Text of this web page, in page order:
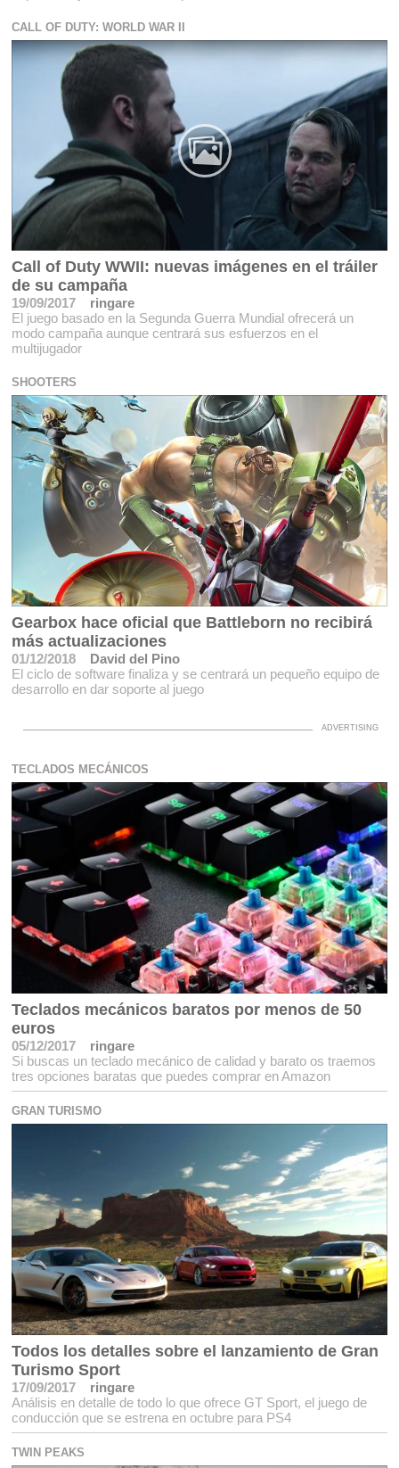
CALL OF DUTY: WORLD WAR II
Call of Duty WWII: nuevas imágenes en el tráiler
de su campaña
19/09/2017
ringare
El juego basado en la Segunda Guerra Mundial ofrecerá un
modo campaña aunque centrará sus esfuerzos en el
multijugador
SHOOTERS
Gearbox hace oficial que Battleborn no recibirá
más actualizaciones
01/12/2018
David del Pino
El ciclo de software finaliza y se centrará un pequeño equipo de
desarrollo en dar soporte al juego
TECLADOS MECÁNICOS
Teclados mecánicos baratos por menos de 50
euros
05/12/2017
ringare
Si buscas un teclado mecánico de calidad y barato os traemos
tres opciones baratas que puedes comprar en Amazon
GRAN TURISMO
Todos los detalles sobre el lanzamiento de Gran
Turismo Sport
17/09/2017
ringare
Análisis en detalle de todo lo que ofrece GT Sport, el juego de
conducción que se estrena en octubre para PS4
TWIN PEAKS